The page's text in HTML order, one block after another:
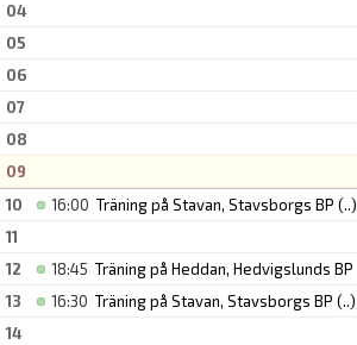
KONTAKT
04
05
06
07
08
09
10 16:00 Träning på Stavan, Stavsborgs BP (..)
11
12
18:45 Träning på Heddan, Hedvigslunds BP
13
16:30 Träning på Stavan, Stavsborgs BP (..)
14